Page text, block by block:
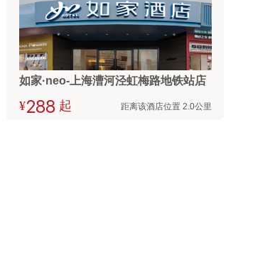
如家·neo-上海漕河泾虹梅路地铁站店
¥ 起 距离该酒店位置 2.0公里